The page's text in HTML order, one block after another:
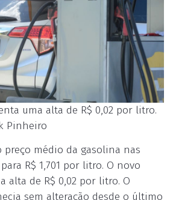
uma alta de R$ 0,02 por litro.
Pinheiro
preço médio da gasolina nas
R$ 1,701 por litro. O novo
alta de R$ 0,02 por litro. O
sem alteração desde o último